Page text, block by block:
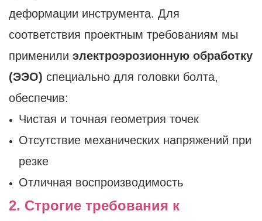
деформации инструмента. Для
соответствия проектным требованиям мы
применили электроэрозионную обработку
(ЭЭО) специально для головки болта,
обеспечив:
Чистая и точная геометрия точек
Отсутствие механических напряжений при
резке
Отличная воспроизводимость
2. Строгие требования к